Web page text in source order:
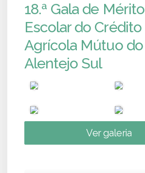
18.ª Gala de Mérito
Escolar do Crédito
Agrícola Mútuo do
Alentejo Sul
Ver galeria